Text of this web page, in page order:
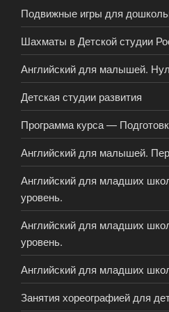
Подвижные игры для
Шахматы в Детской студии
Английский для малышей.
Детская студии развития
Программа курса —
Английский для малышей.
Английский для младших
уровень.
Английский для младших
уровень.
Английский для младших
Занятия хореографией для